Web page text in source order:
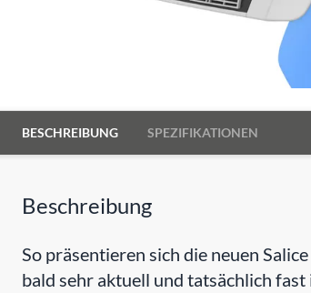
BESCHREIBUNG SPEZIFIKATIONEN
Beschreibung
So präsentieren sich die neuen
bald sehr aktuell und tatsächlich